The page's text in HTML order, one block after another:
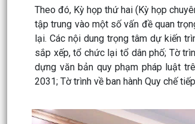
Theo đó, Kỳ họp thứ hai (Kỳ họp
tập trung vào một số vấn đề quan
lại. Các nội dung trọng tâm dự kiến
sắp xếp, tổ chức lại tổ dân phố; Tờ
dựng văn bản quy phạm pháp luật
2031; Tờ trình về ban hành Quy chế